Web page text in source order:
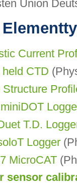
Union
Current
CTD
Structure
T.D.
Logger
MicroCAT
sensor